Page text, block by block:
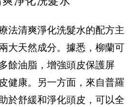
法清爽淨化洗髮水的配方主
大天然成分。據悉，柳蘭可
餘油脂，增強頭皮保護屏
健康。另一方面，來自普羅
於舒緩和淨化頭皮，可以全